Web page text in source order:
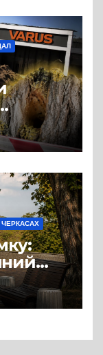
на
всохли
ЧЕРКАСАХ